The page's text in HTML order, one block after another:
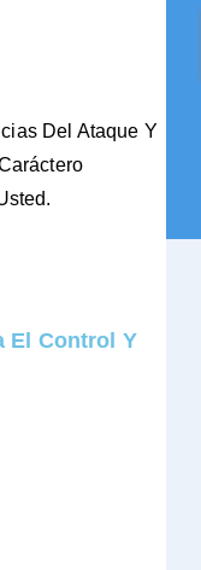
Del Ataque Y
El Control Y